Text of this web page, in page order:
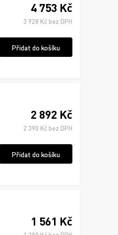
4 753 Kč
3 928 Kč bez DPH
Přidat do košíku
2 892 Kč
2 390 Kč bez DPH
Přidat do košíku
1 561 Kč